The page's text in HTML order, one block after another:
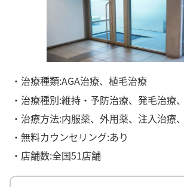
・治療種類:AGA治療、植毛治療
・治療種別:維持・予防治療、発毛治療
・治療方法:内服薬、外用薬、注入治療
・無料カウンセリング:あり
・店舗数:全国51店舗